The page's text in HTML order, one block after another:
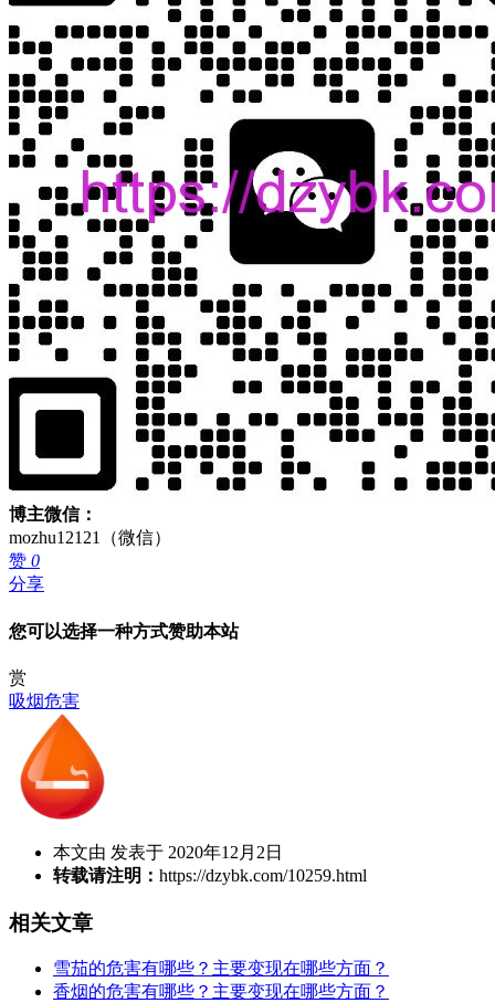
博主微信：
mozhu12121（微信）
赞 0
分享
您可以选择一种方式赞助本站
赏
吸烟危害
本文由 发表于 2020年12月2日
转载请注明： https://dzybk.com/10259.html
相关文章
雪茄的危害有哪些？主要变现在哪些方面？
香烟的危害有哪些？主要变现在哪些方面？